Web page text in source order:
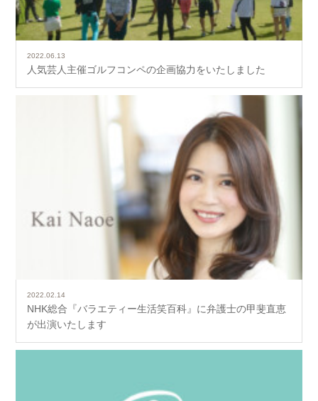
2022.06.13
人気芸人主催ゴルフコンペの企画協力をいたしました
2022.02.14
NHK総合『バラエティー生活笑百科』に弁護士の甲斐直恵
が出演いたします